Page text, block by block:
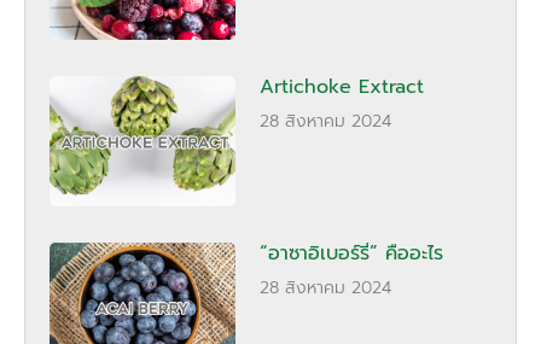
Artichoke Extract
28 สิงหาคม 2024
“อาซาอิเบอร์รี่” คืออะไร
28 สิงหาคม 2024